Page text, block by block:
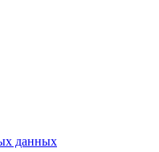
данных